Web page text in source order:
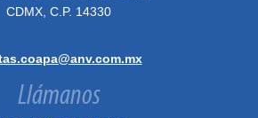
CDMX, C.P. 14330
Llámanos